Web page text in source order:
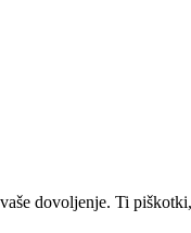
dovoljenje. Ti